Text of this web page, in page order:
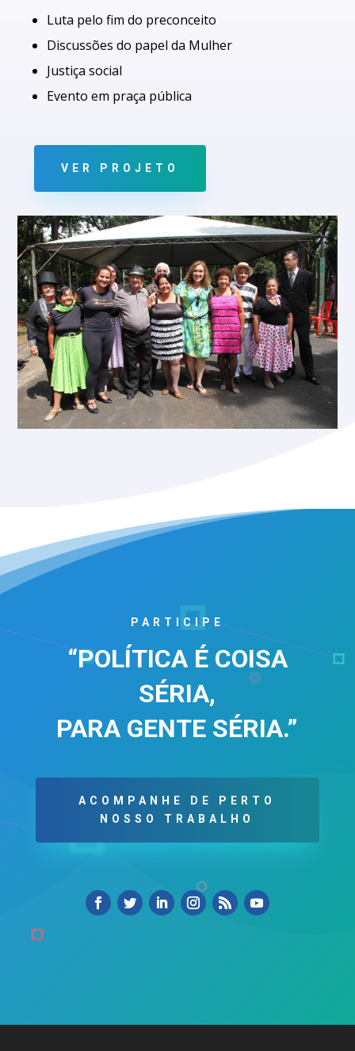
Luta pelo fim do preconceito
Discussões do papel da Mulher
Justiça social
Evento em praça pública
VER PROJETO
PARTICIPE
“POLÍTICA É COISA
SÉRIA,
PARA GENTE SÉRIA.”
ACOMPANHE DE PERTO
NOSSO TRABALHO